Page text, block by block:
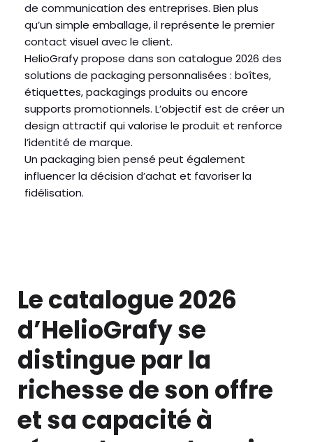
de communication des entreprises. Bien plus
qu’un simple emballage, il représente le premier
contact visuel avec le client.
HelioGrafy propose dans son catalogue 2026 des
solutions de packaging personnalisées : boîtes,
étiquettes, packagings produits ou encore
supports promotionnels. L’objectif est de créer un
design attractif qui valorise le produit et renforce
l’identité de marque.
Un packaging bien pensé peut également
influencer la décision d’achat et favoriser la
fidélisation.
Le catalogue 2026
d’HelioGrafy se
distingue par la
richesse de son offre
et sa capacité à